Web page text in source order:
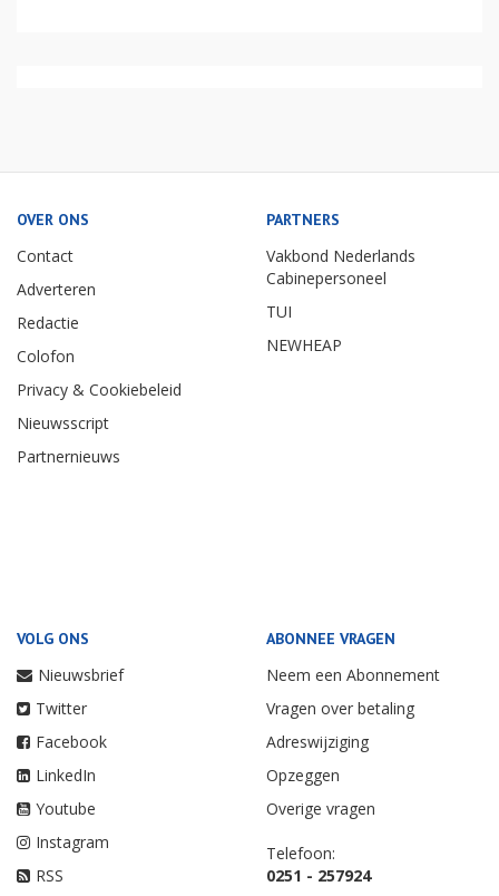
OVER ONS
Contact
Adverteren
Redactie
Colofon
Privacy & Cookiebeleid
Nieuwsscript
Partnernieuws
PARTNERS
Vakbond Nederlands
Cabinepersoneel
TUI
NEWHEAP
VOLG ONS
Nieuwsbrief
Twitter
Facebook
LinkedIn
Youtube
Instagram
RSS
ABONNEE VRAGEN
Neem een Abonnement
Vragen over betaling
Adreswijziging
Opzeggen
Overige vragen
Telefoon:
0251 - 257924